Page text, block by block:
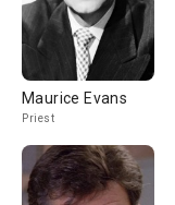
Maurice Evans
Priest